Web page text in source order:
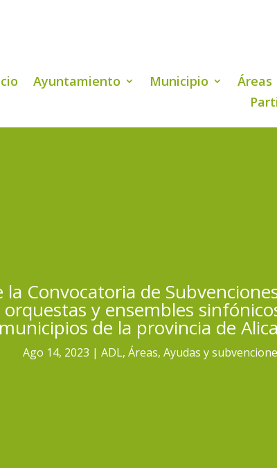
Ayuntamiento Municipio Áreas
Convocatoria de
y ensembles
de la provincia de
Ago 14, 2023 ADL, Áreas, Ayudas y